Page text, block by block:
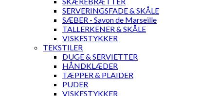
SERVERINGSFADE & SKÅLE
SÆBER - Savon de Marseille
TALLERKENER & SKÅLE
VISKESTYKKER
TEKSTILER
DUGE & SERVIETTER
HÅNDKLÆDER
TÆPPER & PLAIDER
PUDER
VISKESTYKKER